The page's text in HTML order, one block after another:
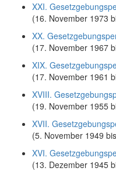
XXI.
(16. November 1973
XX.
(17. November 1967
XIX.
(17. November 1961
XVIII.
(19. November 1955
XVII.
(5. November 1949
XVI.
(13. Dezember 1945